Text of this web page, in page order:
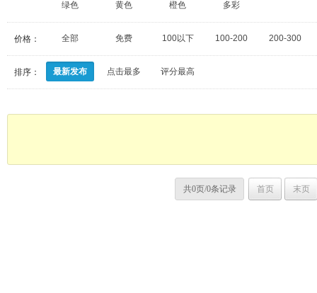
绿色 黄色 橙色 多彩
价格： 全部 免费 100以下 100-200 200-300
排序： 最新发布 点击最多 评分最高
共0页/0条记录 首页 末页